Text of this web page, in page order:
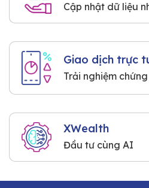
Cập nhật dữ liệu
Giao dịch trực
Trải nghiệm
XWealth
Đầu tư cùng AI